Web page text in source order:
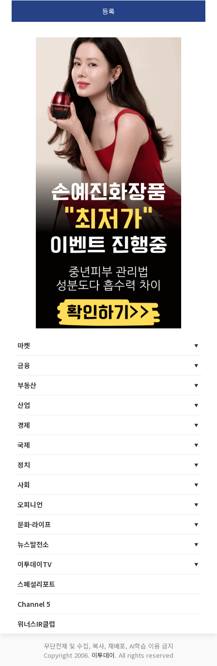
마켓
금융
부동산
산업
경제
국제
정치
사회
오피니언
문화·라이프
뉴스발전소
이투데이TV
스페셜리포트
Channel 5
위너스IR클럽
무단전재 및 수집, 복사, 재배포, AI학습 이용 금지
Copyright 2006. 이투데이. All rights reserved